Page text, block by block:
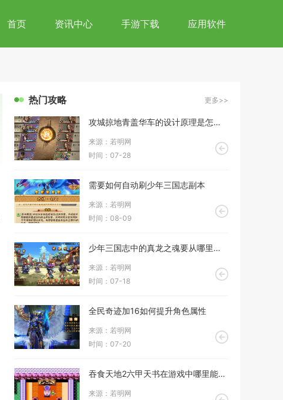
首页 资讯中心 手游下载 应用软件
热门攻略 更多>>
攻城掠地青盖华车的设计原理是怎样的
来源：若明网
时间：07-28
需要如何自动刷少年三国志副本
来源：若明网
时间：08-09
少年三国志中的真龙之魂要从哪里寻找
来源：若明网
时间：07-18
全民奇迹加16如何提升角色属性
来源：若明网
时间：07-20
吞食天地2六甲天书在游戏中哪里能找到
来源：若明网